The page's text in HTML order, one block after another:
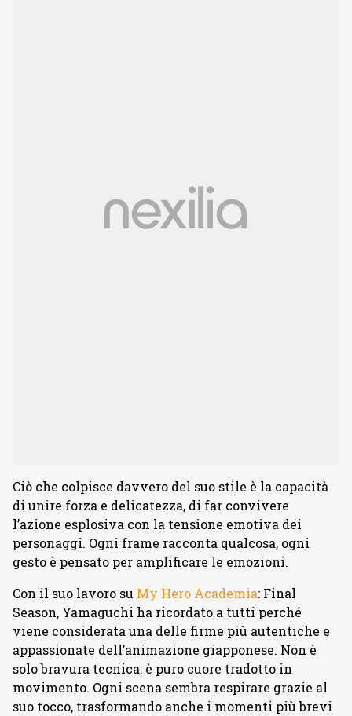
Ciò che colpisce davvero del suo stile è la capacità
di unire forza e delicatezza, di far convivere
l’azione esplosiva con la tensione emotiva dei
personaggi. Ogni frame racconta qualcosa, ogni
gesto è pensato per amplificare le emozioni.
Con il suo lavoro su My Hero Academia: Final
Season, Yamaguchi ha ricordato a tutti perché
viene considerata una delle firme più autentiche e
appassionate dell’animazione giapponese. Non è
solo bravura tecnica: è puro cuore tradotto in
movimento. Ogni scena sembra respirare grazie al
suo tocco, trasformando anche i momenti più brevi